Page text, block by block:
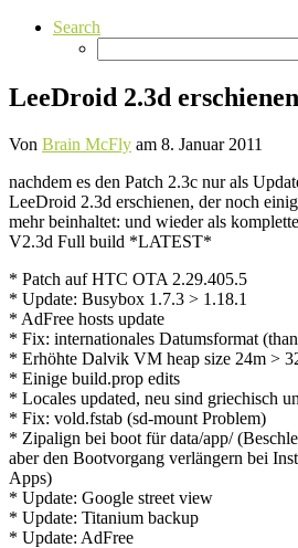
Search
nach:
LeeDroid 2.3d erschienen
Von Brain McFly am 8. Januar 2011
nachdem es den Patch 2.3c nur als
LeeDroid 2.3d erschienen, der noch
mehr beinhaltet: und wieder als
V2.3d Full build *LATEST*
* Patch auf HTC OTA 2.29.405.5
* Update: Busybox 1.7.3 > 1.18.1
* AdFree hosts update
* Fix: internationales Datumsformat
* Erhöhte Dalvik VM heap size 24m >
* Einige build.prop edits
* Locales updated, neu sind griechisch
* Fix: vold.fstab (sd-mount Problem)
* Zipalign bei boot für data/app/
aber den Bootvorgang verlängern bei
Apps)
* Update: Google street view
* Update: Titanium backup
* Update: AdFree